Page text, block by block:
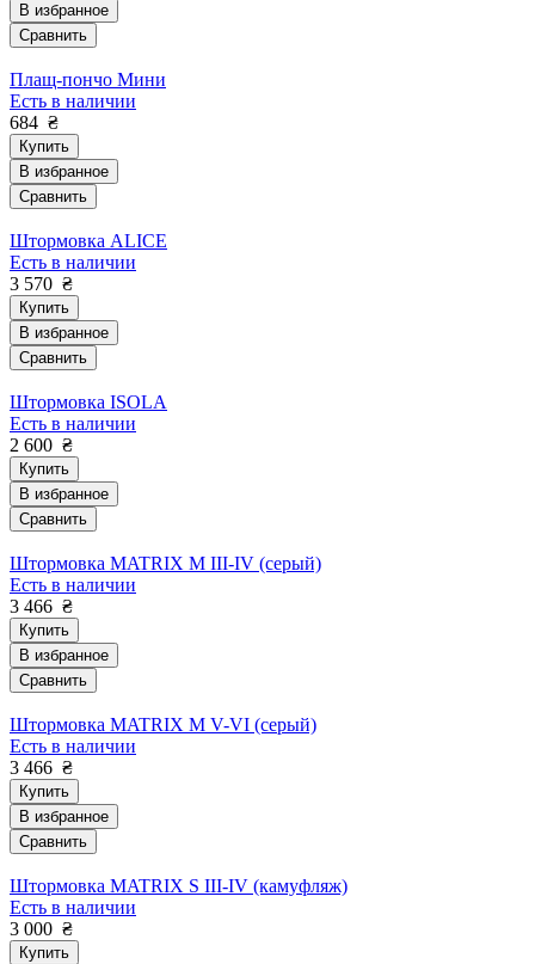
В избранное
Сравнить
Плащ-пончо Мини
Есть в наличии
684 ₴
Купить
В избранное
Сравнить
Штормовка ALICE
Есть в наличии
3 570 ₴
Купить
В избранное
Сравнить
Штормовка ISOLA
Есть в наличии
2 600 ₴
Купить
В избранное
Сравнить
Штормовка MATRIX M III-IV (серый)
Есть в наличии
3 466 ₴
Купить
В избранное
Сравнить
Штормовка MATRIX M V-VI (серый)
Есть в наличии
3 466 ₴
Купить
В избранное
Сравнить
Штормовка MATRIX S III-IV (камуфляж)
Есть в наличии
3 000 ₴
Купить